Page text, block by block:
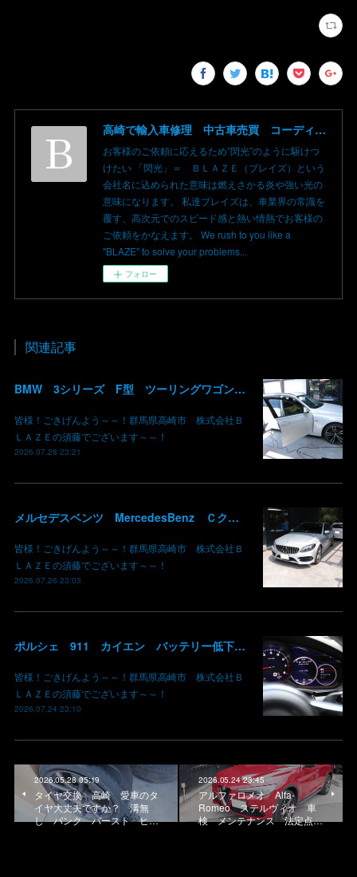
高崎で輸入車修理 中古車売買 コーディングならBLAZE（ブレイズ）へ│BLAZE Total Car Support & Modify in Takasaki Gunma
お客様のご依頼に応えるため”閃光”のように駆けつ
けたい 「閃光」＝ ＢＬＡＺＥ（ブレイズ）という
会社名に込められた意味は燃えさかる炎や強い光の
意味になります。 私達ブレイズは、車業界の常識を
覆す、高次元でのスピード感と熱い情熱でお客様の
ご依頼をかなえます。 We rush to you like a
"BLAZE" to solve your problems...
フォロー
関連記事
BMW 3シリーズ F型 ツーリングワゴン コーディング デイライト 有効化 群馬 高崎
皆様！ごきげんよう～～！群馬県高崎市 株式会社Ｂ
ＬＡＺＥの須藤でございます～～！
2026.07.28 23:21
メルセデスベンツ MercedesBenz Ｃクラス バッテリー サブバッテリー 交換 パナメリカーナグリル化 コマンドシステム SSD化 群馬 高崎
皆様！ごきげんよう～～！群馬県高崎市 株式会社Ｂ
ＬＡＺＥの須藤でございます～～！
2026.07.26 23:03
ポルシェ 911 カイエン バッテリー低下 車両エレクトリカルシステムエラー リチウムイオンバッテリー復旧 バッテリー上がり 充電できない ポルシェ修理 現車無し修理 群馬県 高崎 株式会社BLAZE
皆様！ごきげんよう～～！群馬県高崎市 株式会社Ｂ
ＬＡＺＥの須藤でございます～～！
2026.07.24 23:10
2026.05.28 05:19
タイヤ交換 高崎 愛車のタ
イヤ大丈夫ですか？ 溝無
し パンク バースト ヒ…
2026.05.24 23:45
アルファロメオ Alfa-
Romeo ステルヴィオ 車
検 メンテナンス 法定点…